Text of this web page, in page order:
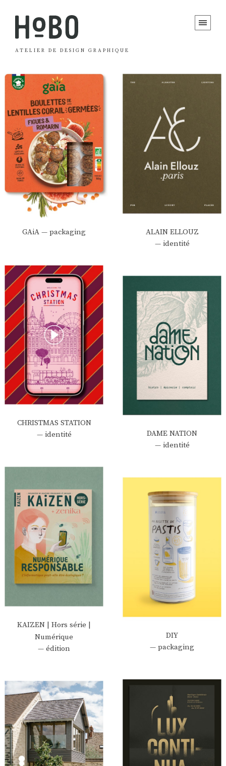
ATELIER DE DESIGN GRAPHIQUE
GAiA — packaging
ALAIN ELLOUZ
— identité
CHRISTMAS STATION
— identité
DAME NATION
— identité
KAIZEN | Hors série |
Numérique
— édition
DIY
— packaging